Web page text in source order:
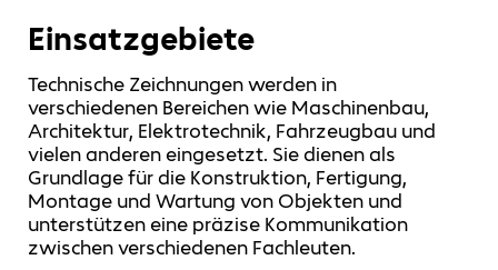
Einsatzgebiete
Technische Zeichnungen werden in
verschiedenen Bereichen wie Maschinenbau,
Architektur, Elektrotechnik, Fahrzeugbau und
vielen anderen eingesetzt. Sie dienen als
Grundlage für die Konstruktion, Fertigung,
Montage und Wartung von Objekten und
unterstützen eine präzise Kommunikation
zwischen verschiedenen Fachleuten.